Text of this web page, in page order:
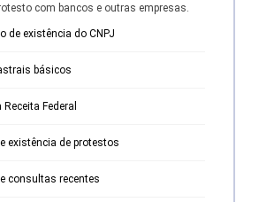
com bancos e outras empresas.
de existência do CNPJ
básicos
Federal
existência de protestos
consultas recentes